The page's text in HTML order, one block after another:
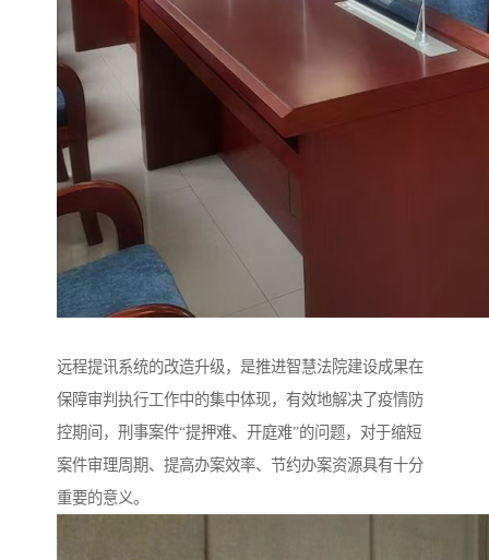
远程提讯系统的改造升级，是推进智慧法院建设成果在
保障审判执行工作中的集中体现，有效地解决了疫情防
控期间，刑事案件“提押难、开庭难”的问题，对于缩短
案件审理周期、提高办案效率、节约办案资源具有十分
重要的意义。